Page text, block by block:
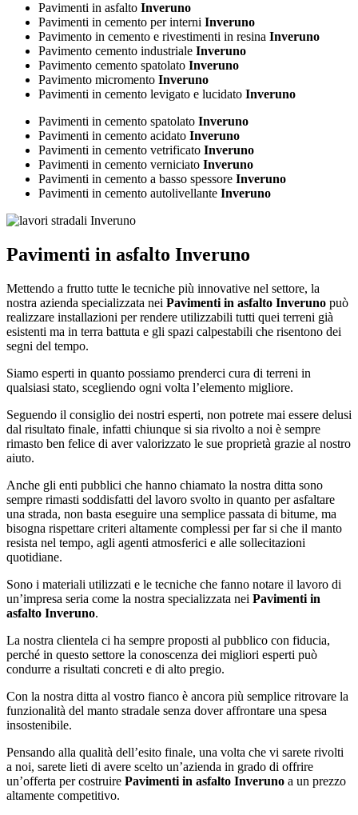
Pavimenti in asfalto Inveruno
Pavimenti in cemento per interni Inveruno
Pavimento in cemento e rivestimenti in resina Inveruno
Pavimento cemento industriale Inveruno
Pavimento cemento spatolato Inveruno
Pavimento micromento Inveruno
Pavimenti in cemento levigato e lucidato Inveruno
Pavimenti in cemento spatolato Inveruno
Pavimenti in cemento acidato Inveruno
Pavimenti in cemento vetrificato Inveruno
Pavimenti in cemento verniciato Inveruno
Pavimenti in cemento a basso spessore Inveruno
Pavimenti in cemento autolivellante Inveruno
Pavimenti in asfalto Inveruno
Mettendo a frutto tutte le tecniche più innovative nel settore, la
nostra azienda specializzata nei Pavimenti in asfalto Inveruno può
realizzare installazioni per rendere utilizzabili tutti quei terreni già
esistenti ma in terra battuta e gli spazi calpestabili che risentono dei
segni del tempo.
Siamo esperti in quanto possiamo prenderci cura di terreni in
qualsiasi stato, scegliendo ogni volta l’elemento migliore.
Seguendo il consiglio dei nostri esperti, non potrete mai essere delusi
dal risultato finale, infatti chiunque si sia rivolto a noi è sempre
rimasto ben felice di aver valorizzato le sue proprietà grazie al nostro
aiuto.
Anche gli enti pubblici che hanno chiamato la nostra ditta sono
sempre rimasti soddisfatti del lavoro svolto in quanto per asfaltare
una strada, non basta eseguire una semplice passata di bitume, ma
bisogna rispettare criteri altamente complessi per far si che il manto
resista nel tempo, agli agenti atmosferici e alle sollecitazioni
quotidiane.
Sono i materiali utilizzati e le tecniche che fanno notare il lavoro di
un’impresa seria come la nostra specializzata nei Pavimenti in
asfalto Inveruno.
La nostra clientela ci ha sempre proposti al pubblico con fiducia,
perché in questo settore la conoscenza dei migliori esperti può
condurre a risultati concreti e di alto pregio.
Con la nostra ditta al vostro fianco è ancora più semplice ritrovare la
funzionalità del manto stradale senza dover affrontare una spesa
insostenibile.
Pensando alla qualità dell’esito finale, una volta che vi sarete rivolti
a noi, sarete lieti di avere scelto un’azienda in grado di offrire
un’offerta per costruire Pavimenti in asfalto Inveruno a un prezzo
altamente competitivo.